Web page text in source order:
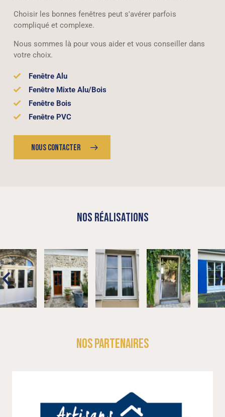
Choisir les bonnes fenêtres peut s'avérer parfois
compliqué et complexe.
Nous sommes là pour vous aider et vous conseiller dans
votre choix.
Fenêtre Alu
Fenêtre Mixte Alu/Bois
Fenêtre Bois
Fenêtre PVC
NOUS CONTACTER
NOS RÉALISATIONS
NOS PARTENAIRES